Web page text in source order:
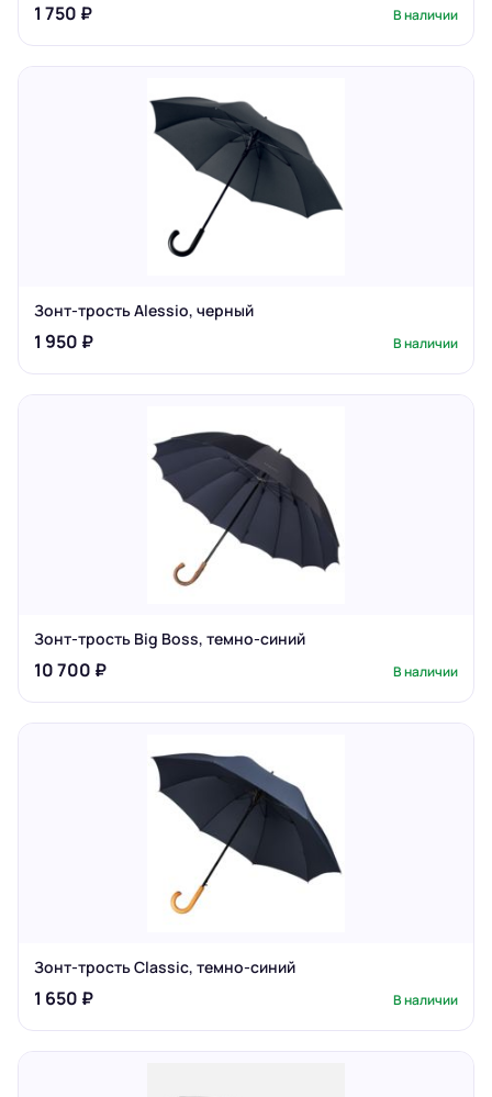
1 750 ₽ В наличии
Зонт-трость Alessio, черный
1 950 ₽ В наличии
Зонт-трость Big Boss, темно-синий
10 700 ₽ В наличии
Зонт-трость Classic, темно-синий
1 650 ₽ В наличии